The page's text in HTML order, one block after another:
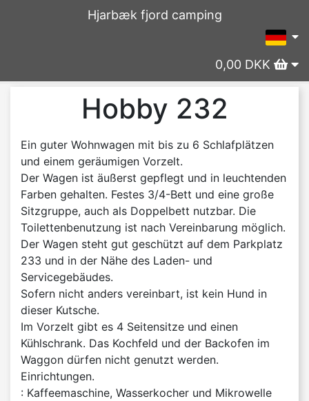
Hjarbæk fjord camping
0,00 DKK
Hobby 232
Ein guter Wohnwagen mit bis zu 6 Schlafplätzen
und einem geräumigen Vorzelt.
Der Wagen ist äußerst gepflegt und in leuchtenden
Farben gehalten. Festes 3/4-Bett und eine große
Sitzgruppe, auch als Doppelbett nutzbar. Die
Toilettenbenutzung ist nach Vereinbarung möglich.
Der Wagen steht gut geschützt auf dem Parkplatz
233 und in der Nähe des Laden- und
Servicegebäudes.
Sofern nicht anders vereinbart, ist kein Hund in
dieser Kutsche.
Im Vorzelt gibt es 4 Seitensitze und einen
Kühlschrank. Das Kochfeld und der Backofen im
Waggon dürfen nicht genutzt werden.
Einrichtungen.
: Kaffeemaschine, Wasserkocher und Mikrowelle